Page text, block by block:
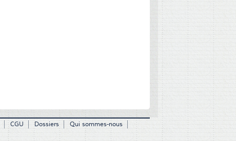
CGU Dossiers
Qui sommes-nous